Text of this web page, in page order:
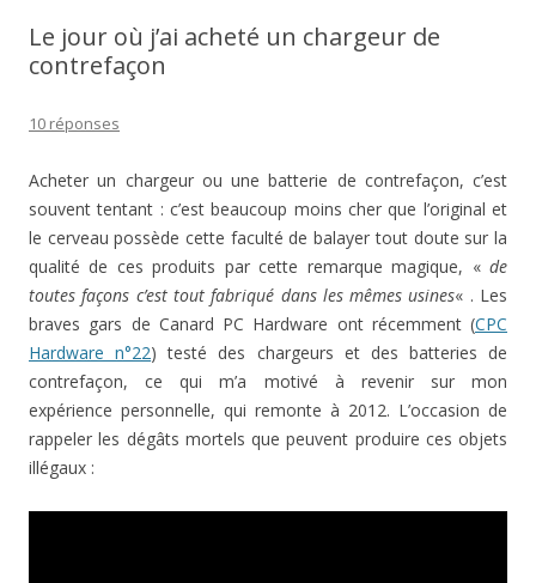
Le jour où j’ai acheté un chargeur de
contrefaçon
10 réponses
Acheter un chargeur ou une batterie de contrefaçon, c’est
souvent tentant : c’est beaucoup moins cher que l’original et
le cerveau possède cette faculté de balayer tout doute sur la
qualité de ces produits par cette remarque magique, « de
toutes façons c’est tout fabriqué dans les mêmes usines« . Les
braves gars de Canard PC Hardware ont récemment (CPC
Hardware n°22) testé des chargeurs et des batteries de
contrefaçon, ce qui m’a motivé à revenir sur mon
expérience personnelle, qui remonte à 2012. L’occasion de
rappeler les dégâts mortels que peuvent produire ces objets
illégaux :